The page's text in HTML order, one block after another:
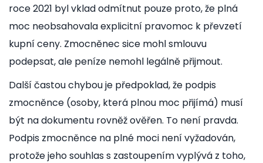
roce 2021 byl vklad odmítnut pouze proto, že plná
moc neobsahovala explicitní pravomoc k převzetí
kupní ceny. Zmocněnec sice mohl smlouvu
podepsat, ale peníze nemohl legálně přijmout.
Další častou chybou je předpoklad, že podpis
zmocněnce (osoby, která plnou moc přijímá) musí
být na dokumentu rovněž ověřen. To není pravda.
Podpis zmocněnce na plné moci není vyžadován,
protože jeho souhlas s zastoupením vyplývá z toho,